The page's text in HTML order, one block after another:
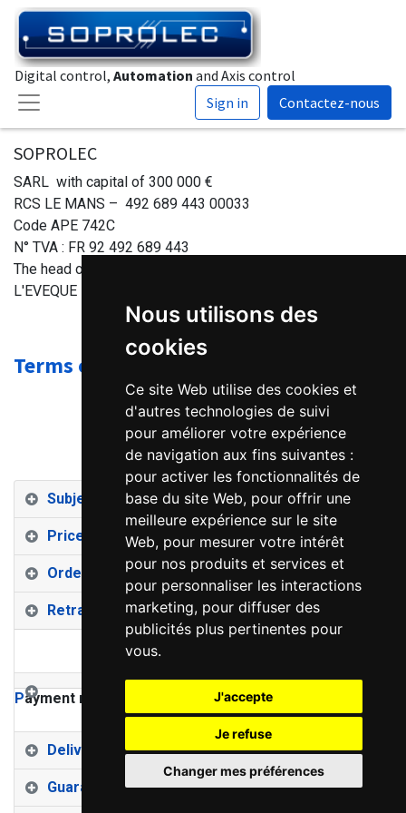
Nous utilisons des
cookies
Ce site Web utilise des cookies et
d'autres technologies de suivi
pour améliorer votre expérience
de navigation aux fins suivantes :
pour activer les fonctionnalités de
base du site Web, pour offrir une
meilleure expérience sur le site
Web, pour mesurer votre intérêt
pour nos produits et services et
pour personnaliser les interactions
marketing, pour diffuser des
publicités plus pertinentes pour
vous.
J'accepte
Je refuse
Changer mes préférences
Digital control, Automation and Axis control
Sign in
Contactez-nous
SOPROLEC
SARL with capital of 300 000 €
RCS LE MANS – 492 689 443 00033
Code APE 742C
N° TVA : FR 92 492 689 443
The head office : ZAC De l'épine - 72430 SAVIGNE
L'EVEQUE - France
Terms of use
In Savigné l’Evêque, the 26/05/14.
Subject
Prices
Orders
Retraction
Payment methods
Delivery
Guarantee